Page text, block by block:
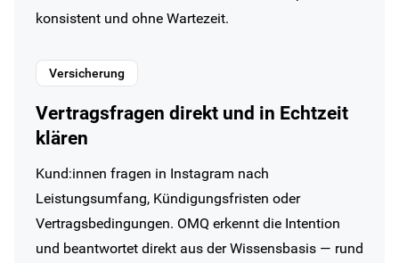
konsistent und ohne Wartezeit.
Versicherung
Vertragsfragen direkt und in Echtzeit
klären
Kund:innen fragen in Instagram nach
Leistungsumfang, Kündigungsfristen oder
Vertragsbedingungen. OMQ erkennt die Intention
und beantwortet direkt aus der Wissensbasis — rund